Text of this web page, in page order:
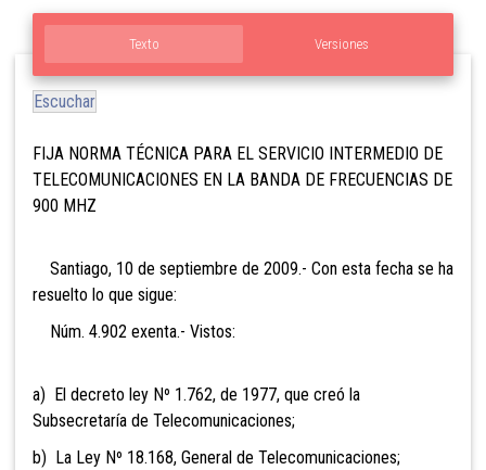
Texto Versiones
Escuchar
FIJA NORMA TÉCNICA PARA EL SERVICIO INTERMEDIO DE
TELECOMUNICACIONES EN LA BANDA DE FRECUENCIAS DE
900 MHZ
Santiago, 10 de septiembre de 2009.- Con esta fecha se ha
resuelto lo que sigue:
Núm. 4.902 exenta.- Vistos:
a) El decreto ley Nº 1.762, de 1977, que creó la
Subsecretaría de Telecomunicaciones;
b) La Ley Nº 18.168, General de Telecomunicaciones;